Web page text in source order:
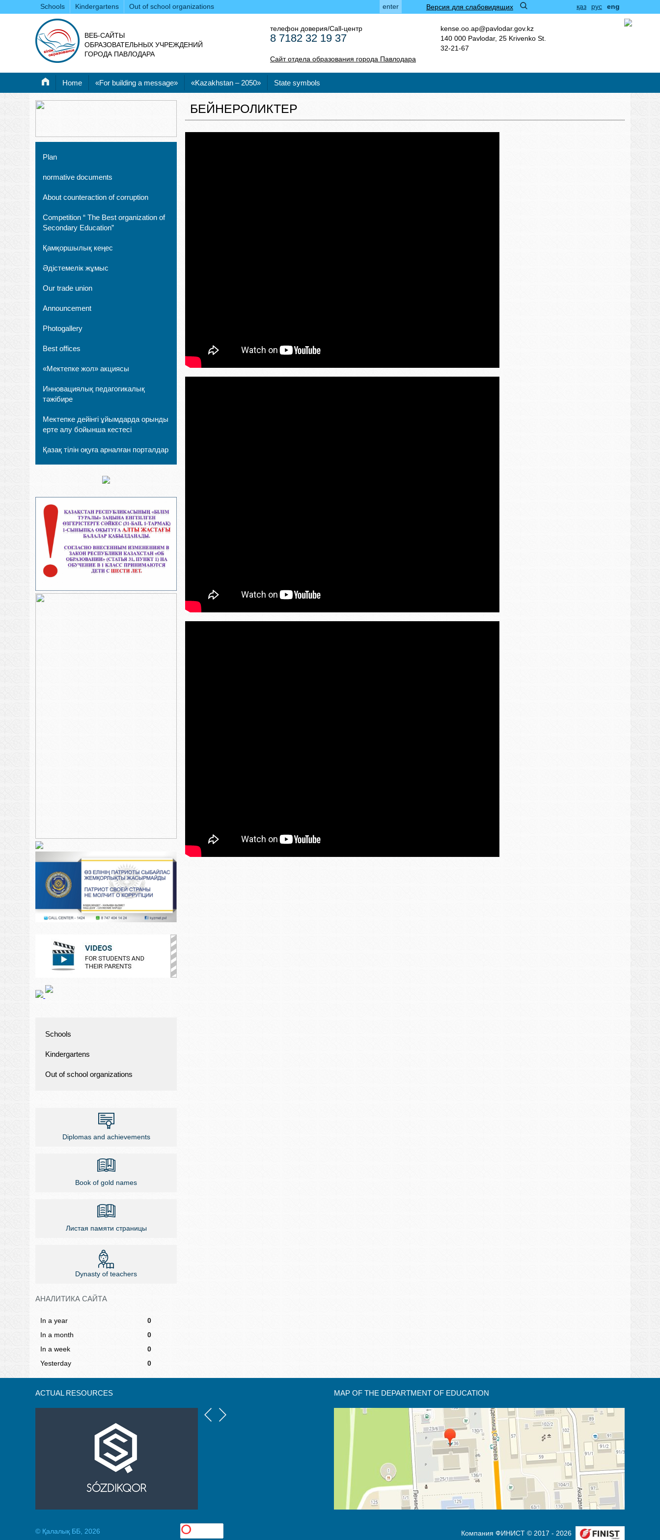
Schools Kindergartens Out of school organizations қаз рус eng
Версия для слабовидящих
enter
ВЕБ-САЙТЫ
ОБРАЗОВАТЕЛЬНЫХ УЧРЕЖДЕНИЙ
ГОРОДА ПАВЛОДАРА
kense.oo.ap@pavlodar.gov.kz
140 000 Pavlodar, 25 Krivenko St.
32-21-67
телефон доверия/Call-центр
8 7182 32 19 37
Сайт отдела образования города Павлодара
Home «For building a message» «Kazakhstan – 2050» State symbols
Plan
normative documents
About counteraction of corruption
Competition “ The Best organization of
Secondary Education”
Қамқоршылық кеңес
Әдістемелік жұмыс
Our trade union
Announcement
Photogallery
Best offices
«Мектепке жол» акциясы
Инновациялық педагогикалық
тәжібире
Мектепке дейінгі ұйымдарда орынды
ерте алу бойынша кестесі
Қазақ тілін оқуға арналған порталдар
Schools
Kindergartens
Out of school organizations
Diplomas and achievements
Book of gold names
Листая памяти страницы
Dynasty of teachers
АНАЛИТИКА САЙТА
In a year
0
In a month
0
In a week
0
Yesterday
0
БЕЙНЕРОЛИКТЕР
ACTUAL RESOURCES
© Қалалық ББ, 2026
MAP OF THE DEPARTMENT OF EDUCATION
Компания ФИНИСТ © 2017 - 2026